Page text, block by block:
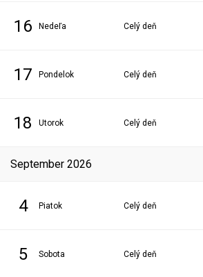
16 nedeľa Celý deň
17 pondelok Celý deň
18 utorok Celý deň
september 2026
4 piatok Celý deň
5 sobota Celý deň